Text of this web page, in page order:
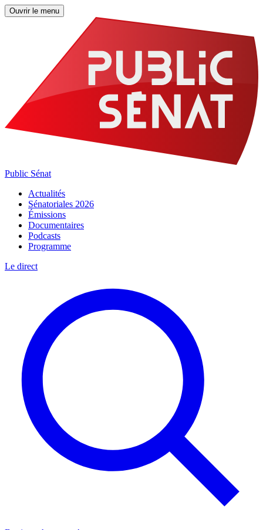
Ouvrir le menu
Public Sénat
Actualités
Sénatoriales 2026
Émissions
Documentaires
Podcasts
Programme
Le direct